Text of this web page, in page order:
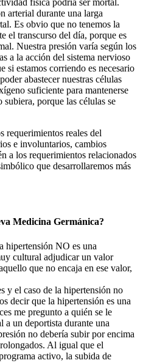
física podría ser mortal.
arterial durante una larga
Es obvio que no tenemos la
el transcurso del día, porque es
Nuestra presión varía según los
a la acción del sistema nervioso
si estamos corriendo es necesario
abastecer nuestras células
suficiente para mantenerse
porque las células se
requerimientos reales del
e involuntarios, cambios
a los requerimientos relacionados
que desarrollaremos más
Medicina Germánica?
hipertensión NO es una
cultural adjudicar un valor
que no encaja en ese valor,
y el caso de la hipertensión no
decir que la hipertensión es una
me pregunto a quién se le
a un deportista durante una
no debería subir por encima
Al igual que el
activo, la subida de